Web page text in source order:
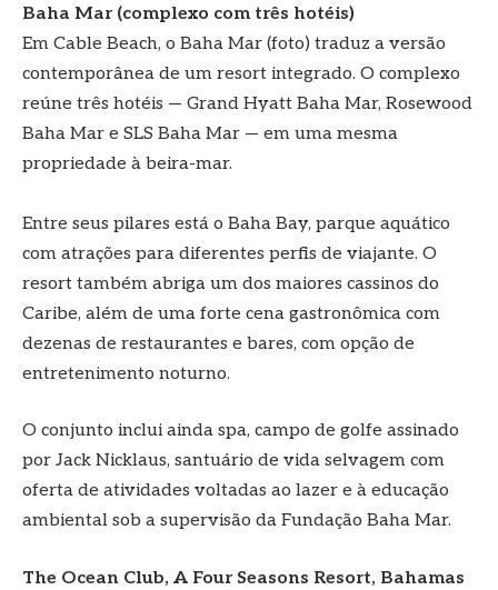
Baha Mar (complexo com três hotéis)
Em Cable Beach, o Baha Mar (foto) traduz a versão
contemporânea de um resort integrado. O complexo
reúne três hotéis — Grand Hyatt Baha Mar, Rosewood
Baha Mar e SLS Baha Mar — em uma mesma
propriedade à beira-mar.
Entre seus pilares está o Baha Bay, parque aquático
com atrações para diferentes perfis de viajante. O
resort também abriga um dos maiores cassinos do
Caribe, além de uma forte cena gastronômica com
dezenas de restaurantes e bares, com opção de
entretenimento noturno.
O conjunto inclui ainda spa, campo de golfe assinado
por Jack Nicklaus, santuário de vida selvagem com
oferta de atividades voltadas ao lazer e à educação
ambiental sob a supervisão da Fundação Baha Mar.
The Ocean Club, A Four Seasons Resort, Bahamas